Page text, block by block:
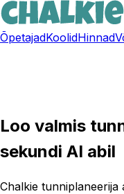
ÕpetajadKoolidHinnad
Loo valmis
sekundi AI abil
Chalkie